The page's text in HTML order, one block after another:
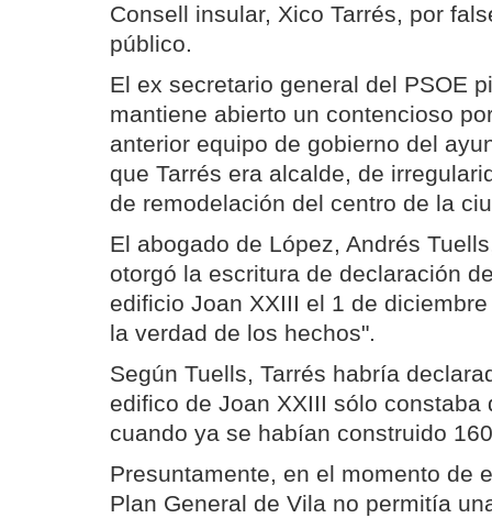
Consell insular, Xico Tarrés, por
público.
El ex secretario general del PSOE
mantiene abierto un contencioso
anterior equipo de gobierno del
que Tarrés era alcalde, de
de remodelación del centro de la
El abogado de López, Andrés
otorgó la escritura de declaración
edificio Joan XXIII el 1 de
la verdad de los hechos".
Según Tuells, Tarrés habría
edifico de Joan XXIII sólo constaba
cuando ya se habían construido
Presuntamente, en el momento de
Plan General de Vila no permitía